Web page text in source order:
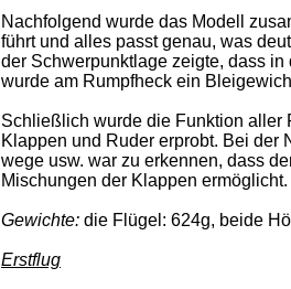
Nachfolgend wurde das Modell
führt und alles passt genau, was
der Schwerpunktlage zeigte, dass
wurde am Rumpfheck ein
Schließlich wurde die Funktion aller
Klappen und Ruder erprobt. Bei der
wege usw. war zu erkennen, dass
Mischungen der Klappen ermöglicht.
Gewichte: die Flügel: 624g, beide
Erstflug